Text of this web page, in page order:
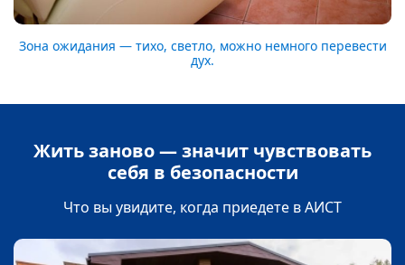
Зона ожидания — тихо, светло, можно немного перевести
дух.
Жить заново — значит чувствовать
себя в безопасности
Что вы увидите, когда приедете в АИСТ